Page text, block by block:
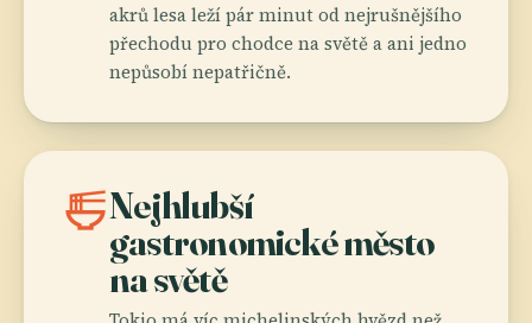
akrů lesa leží pár minut od nejrušnějšího
přechodu pro chodce na světě a ani jedno
nepůsobí nepatřičně.
ramen_diningNejhlubší
gastronomické město
na světě